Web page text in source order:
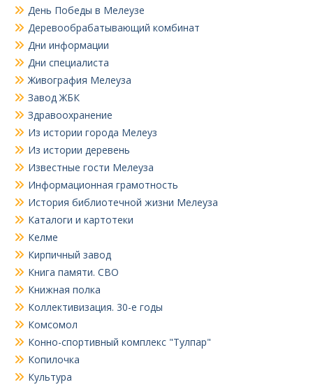
День Победы в Мелеузе
Деревообрабатывающий комбинат
Дни информации
Дни специалиста
Живография Мелеуза
Завод ЖБК
Здравоохранение
Из истории города Мелеуз
Из истории деревень
Известные гости Мелеуза
Информационная грамотность
История библиотечной жизни Мелеуза
Каталоги и картотеки
Келме
Кирпичный завод
Книга памяти. СВО
Книжная полка
Коллективизация. 30-е годы
Комсомол
Конно-спортивный комплекс "Тулпар"
Копилочка
Культура